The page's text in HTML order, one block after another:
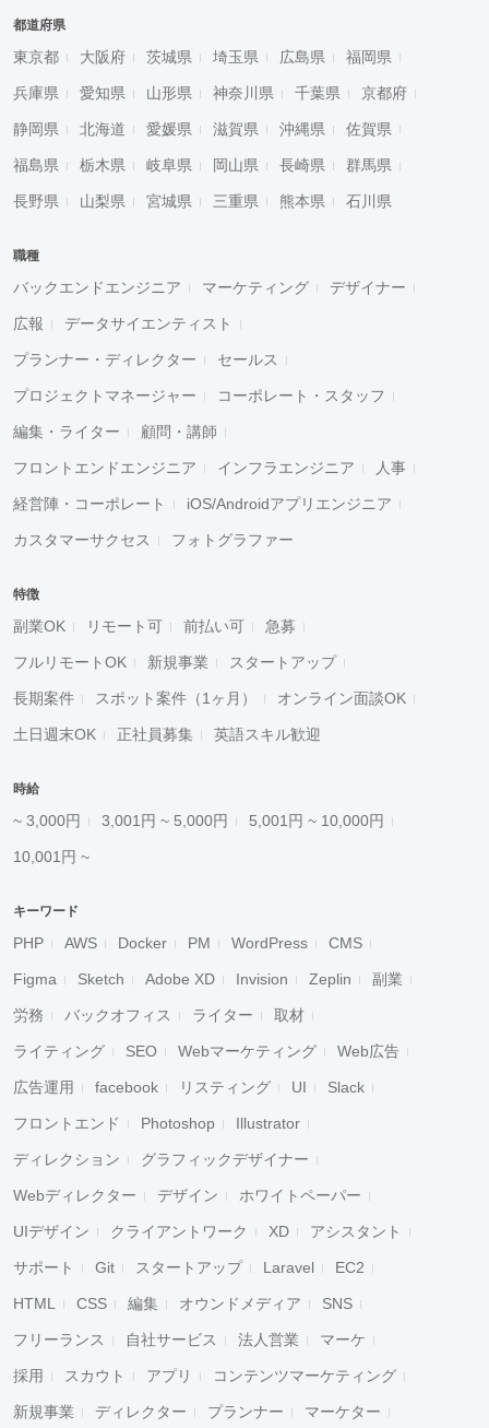
都道府県
東京都 大阪府 茨城県 埼玉県 広島県 福岡県
兵庫県 愛知県 山形県 神奈川県 千葉県 京都府
静岡県 北海道 愛媛県 滋賀県 沖縄県 佐賀県
福島県 栃木県 岐阜県 岡山県 長崎県 群馬県
長野県 山梨県 宮城県 三重県 熊本県 石川県
職種
バックエンドエンジニア マーケティング デザイナー
広報 データサイエンティスト
プランナー・ディレクター セールス
プロジェクトマネージャー コーポレート・スタッフ
編集・ライター 顧問・講師
フロントエンドエンジニア インフラエンジニア 人事
経営陣・コーポレート iOS/Androidアプリエンジニア
カスタマーサクセス フォトグラファー
特徴
副業OK リモート可 前払い可 急募
フルリモートOK 新規事業 スタートアップ
長期案件 スポット案件（1ヶ月） オンライン面談OK
土日週末OK 正社員募集 英語スキル歓迎
時給
~ 3,000円 3,001円 ~ 5,000円 5,001円 ~ 10,000円
10,001円 ~
キーワード
PHP AWS Docker PM WordPress CMS
Figma Sketch Adobe XD Invision Zeplin 副業
労務 バックオフィス ライター 取材
ライティング SEO Webマーケティング Web広告
広告運用 facebook リスティング UI Slack
フロントエンド Photoshop Illustrator
ディレクション グラフィックデザイナー
Webディレクター デザイン ホワイトペーパー
UIデザイン クライアントワーク XD アシスタント
サポート Git スタートアップ Laravel EC2
HTML CSS 編集 オウンドメディア SNS
フリーランス 自社サービス 法人営業 マーケ
採用 スカウト アプリ コンテンツマーケティング
新規事業 ディレクター プランナー マーケター